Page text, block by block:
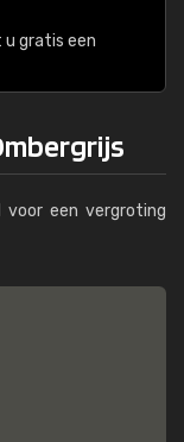
u gratis een
voor een vergroting